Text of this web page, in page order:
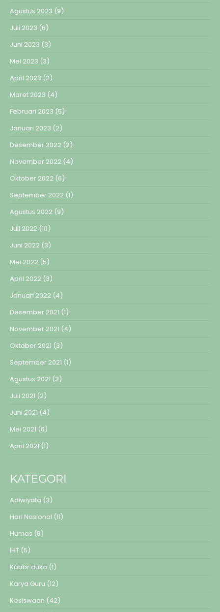
Agustus 2023 (9)
Juli 2023 (6)
Juni 2023 (3)
Mei 2023 (3)
April 2023 (2)
Maret 2023 (4)
Februari 2023 (5)
Januari 2023 (2)
Desember 2022 (2)
November 2022 (4)
Oktober 2022 (6)
September 2022 (1)
Agustus 2022 (9)
Juli 2022 (10)
Juni 2022 (3)
Mei 2022 (5)
April 2022 (3)
Januari 2022 (4)
Desember 2021 (1)
November 2021 (4)
Oktober 2021 (3)
September 2021 (1)
Agustus 2021 (3)
Juli 2021 (2)
Juni 2021 (4)
Mei 2021 (6)
April 2021 (1)
KATEGORI
Adiwiyata (3)
Hari Nasional (11)
Humas (8)
IHT (5)
Kabar duka (1)
Karya Guru (12)
Kesiswaan (42)